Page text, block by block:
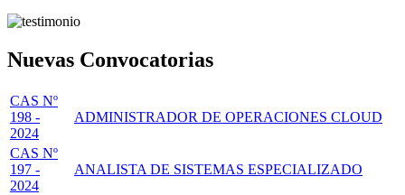
Nuevas Convocatorias
CAS Nº
198 -
2024
ADMINISTRADOR DE OPERACIONES CLOUD
CAS Nº
197 -
2024
ANALISTA DE SISTEMAS ESPECIALIZADO